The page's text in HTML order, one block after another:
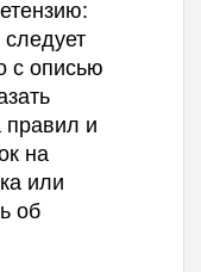
с описью
и
на
или
об